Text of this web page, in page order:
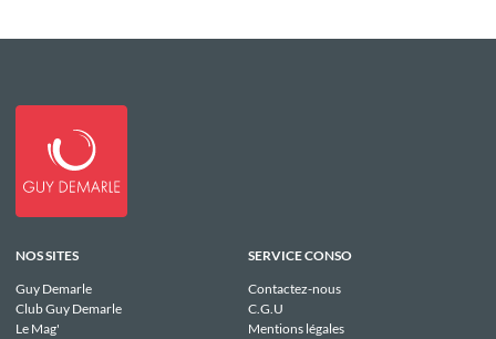
NOS SITES
Guy Demarle
Club Guy Demarle
Le Mag'
SERVICE CONSO
Contactez-nous
C.G.U
Mentions légales